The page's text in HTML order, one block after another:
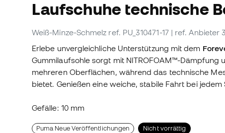
Laufschuhe technische
Weiß-Minze-Schmelz ref. PU_310471-17 | ref. Anbieter
Erlebe unvergleichliche Unterstützung mit dem
Gummilaufsohle sorgt mit NITROFOAM™-Dämpfung
mehreren Oberflächen, während das technische
bietet. Genießen eine weiche, stabile Fahrt bei jedem
Gefälle: 10 mm
Puma Neue Veröffentlichungen Nicht vorrättig